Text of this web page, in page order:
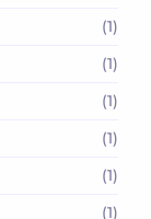
(1)
(1)
(1)
(1)
(1)
(1)